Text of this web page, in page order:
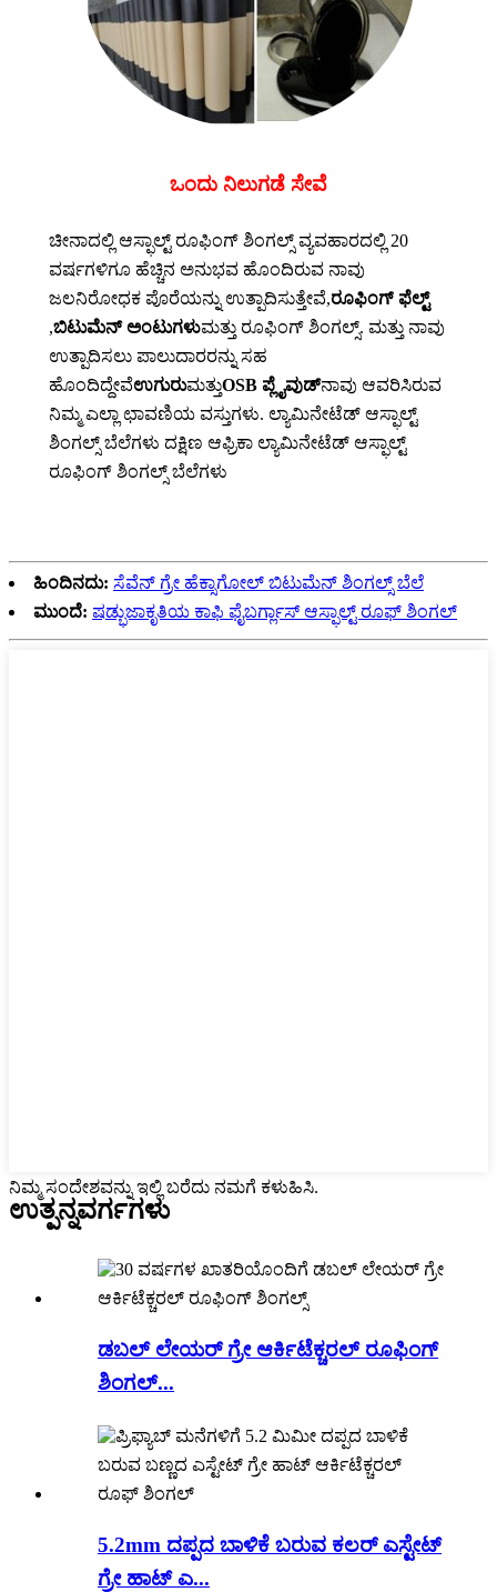
ಒಂದು ನಿಲುಗಡೆ ಸೇವೆ
ಚೀನಾದಲ್ಲಿ ಆಸ್ಫಾಲ್ಟ್ ರೂಫಿಂಗ್ ಶಿಂಗಲ್ಸ್ ವ್ಯವಹಾರದಲ್ಲಿ 20
ವರ್ಷಗಳಿಗೂ ಹೆಚ್ಚಿನ ಅನುಭವ ಹೊಂದಿರುವ ನಾವು
ಜಲನಿರೋಧಕ ಪೊರೆಯನ್ನು ಉತ್ಪಾದಿಸುತ್ತೇವೆ,ರೂಫಿಂಗ್ ಫೆಲ್ಟ್
,ಬಿಟುಮೆನ್ ಅಂಟುಗಳುಮತ್ತು ರೂಫಿಂಗ್ ಶಿಂಗಲ್ಸ್. ಮತ್ತು ನಾವು
ಉತ್ಪಾದಿಸಲು ಪಾಲುದಾರರನ್ನು ಸಹ
ಹೊಂದಿದ್ದೇವೆಉಗುರುಮತ್ತುOSB ಪ್ಲೈವುಡ್ನಾವು ಆವರಿಸಿರುವ
ನಿಮ್ಮ ಎಲ್ಲಾ ಛಾವಣಿಯ ವಸ್ತುಗಳು. ಲ್ಯಾಮಿನೇಟೆಡ್ ಆಸ್ಫಾಲ್ಟ್
ಶಿಂಗಲ್ಸ್ ಬೆಲೆಗಳು ದಕ್ಷಿಣ ಆಫ್ರಿಕಾ ಲ್ಯಾಮಿನೇಟೆಡ್ ಆಸ್ಫಾಲ್ಟ್
ರೂಫಿಂಗ್ ಶಿಂಗಲ್ಸ್ ಬೆಲೆಗಳು
ಹಿಂದಿನದು: ಸೆವೆನ್ ಗ್ರೇ ಹೆಕ್ಸಾಗೋಲ್ ಬಿಟುಮೆನ್ ಶಿಂಗಲ್ಸ್ ಬೆಲೆ
ಮುಂದೆ: ಷಡ್ಭುಜಾಕೃತಿಯ ಕಾಫಿ ಫೈಬರ್ಗ್ಲಾಸ್ ಆಸ್ಫಾಲ್ಟ್ ರೂಫ್ ಶಿಂಗಲ್
ನಿಮ್ಮ ಸಂದೇಶವನ್ನು ಇಲ್ಲಿ ಬರೆದು ನಮಗೆ ಕಳುಹಿಸಿ.
ಉತ್ಪನ್ನವರ್ಗಗಳು
ಡಬಲ್ ಲೇಯರ್ ಗ್ರೇ ಆರ್ಕಿಟೆಕ್ಚರಲ್ ರೂಫಿಂಗ್
ಶಿಂಗಲ್...
5.2mm ದಪ್ಪದ ಬಾಳಿಕೆ ಬರುವ ಕಲರ್ ಎಸ್ಟೇಟ್
ಗ್ರೇ ಹಾಟ್ ಎ...